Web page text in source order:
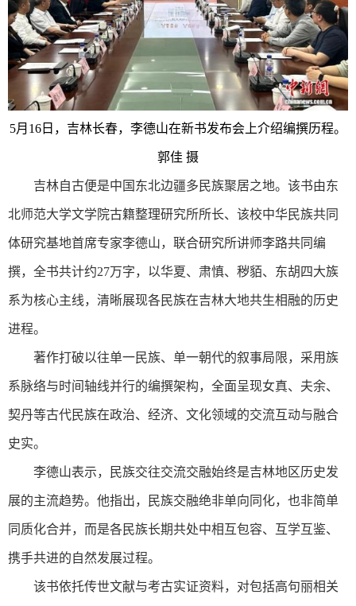
5月16日，吉林长春，李德山在新书发布会上介绍编撰历程。
郭佳 摄
吉林自古便是中国东北边疆多民族聚居之地。该书由东
北师范大学文学院古籍整理研究所所长、该校中华民族共同
体研究基地首席专家李德山，联合研究所讲师李路共同编
撰，全书共计约27万字，以华夏、肃慎、秽貊、东胡四大族
系为核心主线，清晰展现各民族在吉林大地共生相融的历史
进程。
著作打破以往单一民族、单一朝代的叙事局限，采用族
系脉络与时间轴线并行的编撰架构，全面呈现女真、夫余、
契丹等古代民族在政治、经济、文化领域的交流互动与融合
史实。
李德山表示，民族交往交流交融始终是吉林地区历史发
展的主流趋势。他指出，民族交融绝非单向同化，也非简单
同质化合并，而是各民族长期共处中相互包容、互学互鉴、
携手共进的自然发展过程。
该书依托传世文献与考古实证资料，对包括高句丽相关